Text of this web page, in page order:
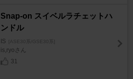
Snap-on スイベルラチェットハ
ンドル
IS [ASE30系/GSE30系]
is,ryoさん
31